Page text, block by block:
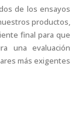
de los ensayos
productos,
final para que
una evaluación
más exigentes